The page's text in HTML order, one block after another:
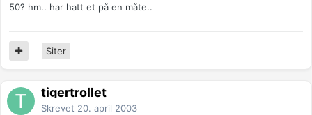
50? hm.. har hatt et på en måte..
Siter
tigertrollet
Skrevet 20. april 2003